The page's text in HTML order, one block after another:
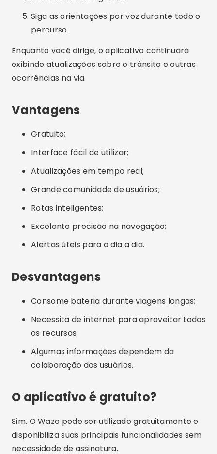
Siga as orientações por voz durante todo o
percurso.
Enquanto você dirige, o aplicativo continuará
exibindo atualizações sobre o trânsito e outras
ocorrências na via.
Vantagens
Gratuito;
Interface fácil de utilizar;
Atualizações em tempo real;
Grande comunidade de usuários;
Rotas inteligentes;
Excelente precisão na navegação;
Alertas úteis para o dia a dia.
Desvantagens
Consome bateria durante viagens longas;
Necessita de internet para aproveitar todos
os recursos;
Algumas informações dependem da
colaboração dos usuários.
O aplicativo é gratuito?
Sim. O Waze pode ser utilizado gratuitamente e
disponibiliza suas principais funcionalidades sem
necessidade de assinatura.